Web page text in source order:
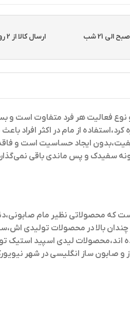
ارسال کالا از 2 روز کاری
نوع فعالیت هر فرد متفاوت است و
از مام در اکثر افراد
سفیدک و پس ماندی باقی
که محصولاتی نظیر مام
بالا در محصولات تولیدی
بازار عرضه شده اند،محصولات لیدی